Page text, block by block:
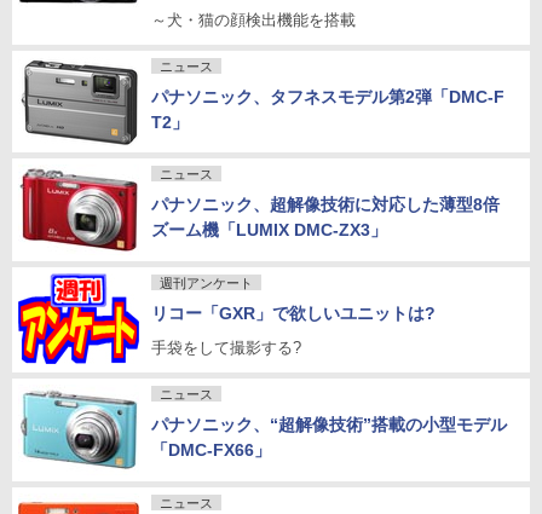
～犬・猫の顔検出機能を搭載
ニュース
パナソニック、タフネスモデル第2弾「DMC-F
T2」
ニュース
パナソニック、超解像技術に対応した薄型8倍
ズーム機「LUMIX DMC-ZX3」
週刊アンケート
リコー「GXR」で欲しいユニットは?
手袋をして撮影する?
ニュース
パナソニック、“超解像技術”搭載の小型モデル
「DMC-FX66」
ニュース